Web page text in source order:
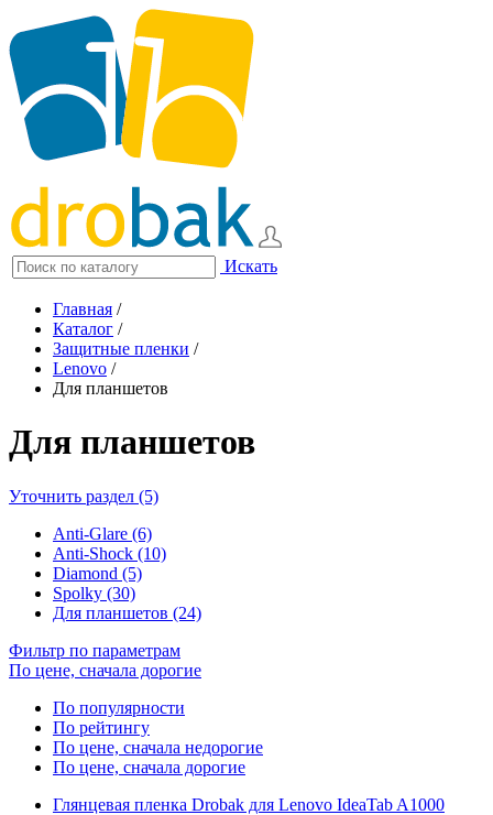
Искать
Главная /
Каталог /
Защитные пленки /
Lenovo /
Для планшетов
Для планшетов
Уточнить раздел (5)
Anti-Glare (6)
Anti-Shock (10)
Diamond (5)
Spolky (30)
Для планшетов (24)
Фильтр по параметрам
По цене, сначала дорогие
По популярности
По рейтингу
По цене, сначала недорогие
По цене, сначала дорогие
Глянцевая пленка Drobak для Lenovo IdeaTab A1000